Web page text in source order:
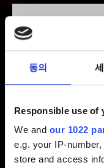
동의
Responsible use of
We and our 1022
e.g. your IP-
store and access
문제에 관한 간단
어떤 브라우저를